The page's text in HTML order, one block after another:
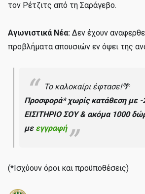
τον Ρέτζιτς από τη Σαράγεβο.
Αγωνιστικά Νέα: Δεν έχουν
προβλήματα απουσιών εν όψει της
Το καλοκαίρι έφτασε!🌴
Προσφορά* χωρίς κατάθεση με -
ΕΙΣΙΤΗΡΙΟ ΣΟΥ & ακόμα 1000
με εγγραφή
(*Ισχύουν όροι και προϋποθέσεις)